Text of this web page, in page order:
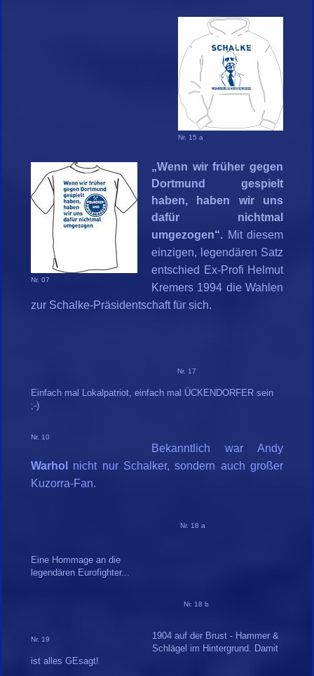
Nr. 15 a
Nr. 07
„Wenn wir früher gegen
Dortmund gespielt
haben, haben wir uns
dafür nichtmal
umgezogen“. Mit diesem
einzigen, legendären Satz
entschied Ex-Profi Helmut
Kremers 1994 die Wahlen
zur Schalke-Präsidentschaft für sich.
Nr. 17
Einfach mal Lokalpatriot, einfach mal ÜCKENDORFER sein
;-)
Nr. 10
Bekanntlich war Andy
Warhol
nicht nur Schalker, sondern auch großer
Kuzorra-Fan.
Nr. 18 a
Eine Hommage an die
legendären Eurofighter...
Nr. 18 b
Nr. 19
1904 auf der Brust - Hammer &
Schlägel im Hintergrund. Damit
ist alles GEsagt!